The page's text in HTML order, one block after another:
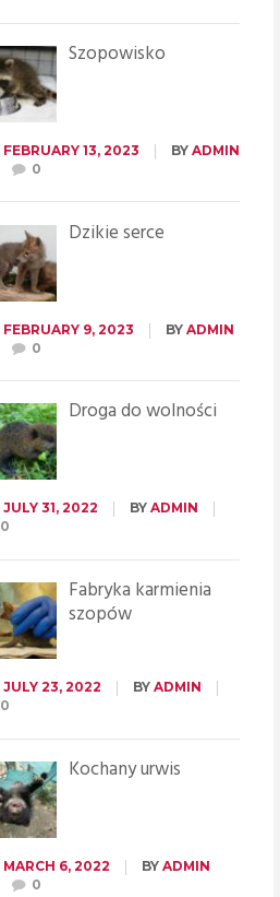
Szopowisko
FEBRUARY 13, 2023 BY ADMIN
0
Dzikie serce
FEBRUARY 9, 2023 BY ADMIN
0
Droga do wolności
JULY 31, 2022 BY ADMIN
0
Fabryka karmienia
szopów
JULY 23, 2022 BY ADMIN
0
Kochany urwis
MARCH 6, 2022 BY ADMIN
0